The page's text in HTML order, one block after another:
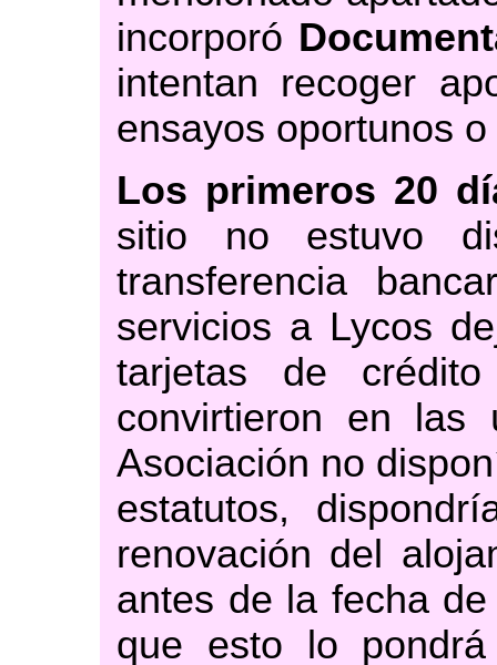
incorporó
intentan recoger
ensayos oportunos
Los primeros 20
sitio no estuvo
transferencia
servicios a Lycos
tarjetas de
convirtieron en las
Asociación no
estatutos,
renovación del
antes de la fecha
que esto lo